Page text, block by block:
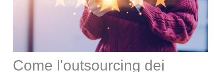
Come l'outsourcing dei